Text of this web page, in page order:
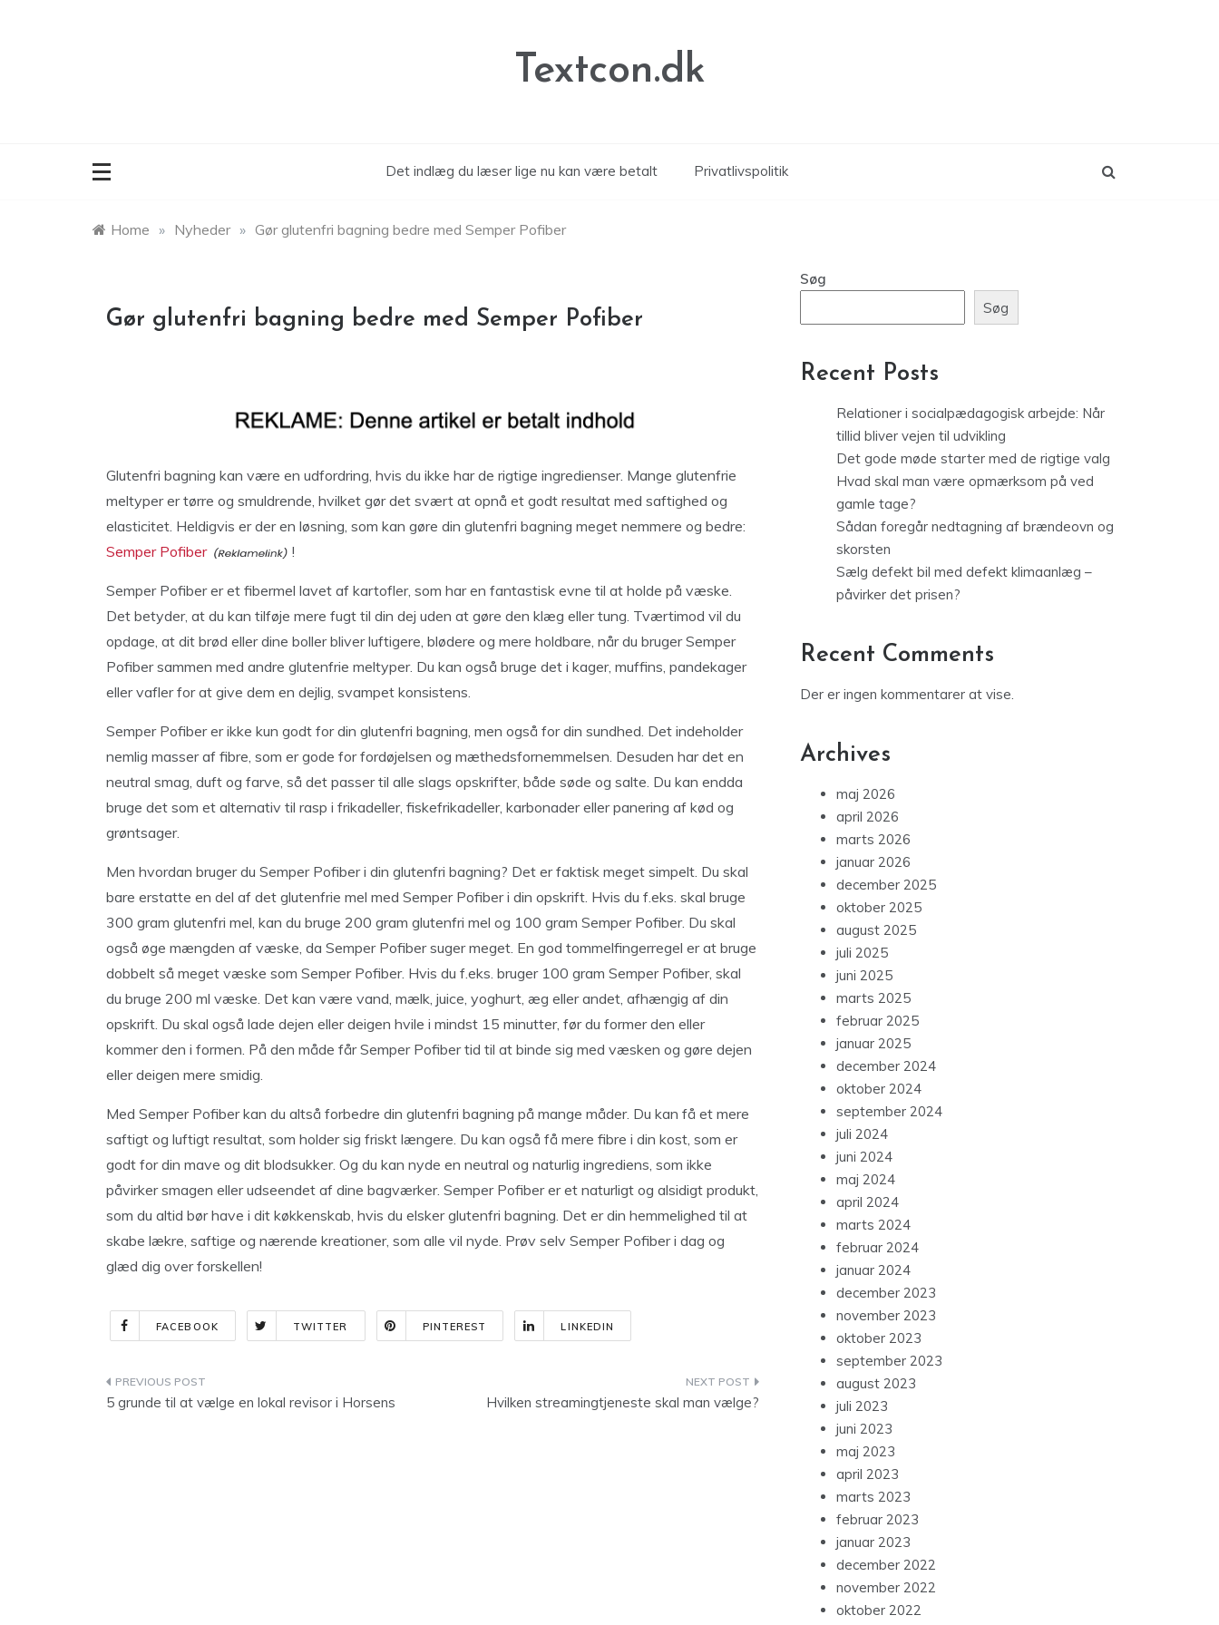
Textcon.dk
Det indlæg du læser lige nu kan være betalt Privatlivspolitik
Home » Nyheder » Gør glutenfri bagning bedre med Semper Pofiber
Gør glutenfri bagning bedre med Semper Pofiber
Glutenfri bagning kan være en udfordring, hvis du ikke har de rigtige ingredienser. Mange glutenfrie
meltyper er tørre og smuldrende, hvilket gør det svært at opnå et godt resultat med saftighed og
elasticitet. Heldigvis er der en løsning, som kan gøre din glutenfri bagning meget nemmere og bedre:
Semper Pofiber
!
Semper Pofiber er et fibermel lavet af kartofler, som har en fantastisk evne til at holde på væske.
Det betyder, at du kan tilføje mere fugt til din dej uden at gøre den klæg eller tung. Tværtimod vil du
opdage, at dit brød eller dine boller bliver luftigere, blødere og mere holdbare, når du bruger Semper
Pofiber sammen med andre glutenfrie meltyper. Du kan også bruge det i kager, muffins, pandekager
eller vafler for at give dem en dejlig, svampet konsistens.
Semper Pofiber er ikke kun godt for din glutenfri bagning, men også for din sundhed. Det indeholder
nemlig masser af fibre, som er gode for fordøjelsen og mæthedsfornemmelsen. Desuden har det en
neutral smag, duft og farve, så det passer til alle slags opskrifter, både søde og salte. Du kan endda
bruge det som et alternativ til rasp i frikadeller, fiskefrikadeller, karbonader eller panering af kød og
grøntsager.
Men hvordan bruger du Semper Pofiber i din glutenfri bagning? Det er faktisk meget simpelt. Du skal
bare erstatte en del af det glutenfrie mel med Semper Pofiber i din opskrift. Hvis du f.eks. skal bruge
300 gram glutenfri mel, kan du bruge 200 gram glutenfri mel og 100 gram Semper Pofiber. Du skal
også øge mængden af væske, da Semper Pofiber suger meget. En god tommelfingerregel er at bruge
dobbelt så meget væske som Semper Pofiber. Hvis du f.eks. bruger 100 gram Semper Pofiber, skal
du bruge 200 ml væske. Det kan være vand, mælk, juice, yoghurt, æg eller andet, afhængig af din
opskrift. Du skal også lade dejen eller deigen hvile i mindst 15 minutter, før du former den eller
kommer den i formen. På den måde får Semper Pofiber tid til at binde sig med væsken og gøre dejen
eller deigen mere smidig.
Med Semper Pofiber kan du altså forbedre din glutenfri bagning på mange måder. Du kan få et mere
saftigt og luftigt resultat, som holder sig friskt længere. Du kan også få mere fibre i din kost, som er
godt for din mave og dit blodsukker. Og du kan nyde en neutral og naturlig ingrediens, som ikke
påvirker smagen eller udseendet af dine bagværker. Semper Pofiber er et naturligt og alsidigt produkt,
som du altid bør have i dit køkkenskab, hvis du elsker glutenfri bagning. Det er din hemmelighed til at
skabe lækre, saftige og nærende kreationer, som alle vil nyde. Prøv selv Semper Pofiber i dag og
glæd dig over forskellen!
FACEBOOK TWITTER PINTEREST LINKEDIN
Indlægsnavigation
5 grunde til at vælge en lokal revisor i Horsens Hvilken streamingtjeneste skal man vælge?
Søg
Søg
Recent Posts
Relationer i socialpædagogisk arbejde: Når
tillid bliver vejen til udvikling
Det gode møde starter med de rigtige valg
Hvad skal man være opmærksom på ved
gamle tage?
Sådan foregår nedtagning af brændeovn og
skorsten
Sælg defekt bil med defekt klimaanlæg –
påvirker det prisen?
Recent Comments
Der er ingen kommentarer at vise.
Archives
maj 2026
april 2026
marts 2026
januar 2026
december 2025
oktober 2025
august 2025
juli 2025
juni 2025
marts 2025
februar 2025
januar 2025
december 2024
oktober 2024
september 2024
juli 2024
juni 2024
maj 2024
april 2024
marts 2024
februar 2024
januar 2024
december 2023
november 2023
oktober 2023
september 2023
august 2023
juli 2023
juni 2023
maj 2023
april 2023
marts 2023
februar 2023
januar 2023
december 2022
november 2022
oktober 2022